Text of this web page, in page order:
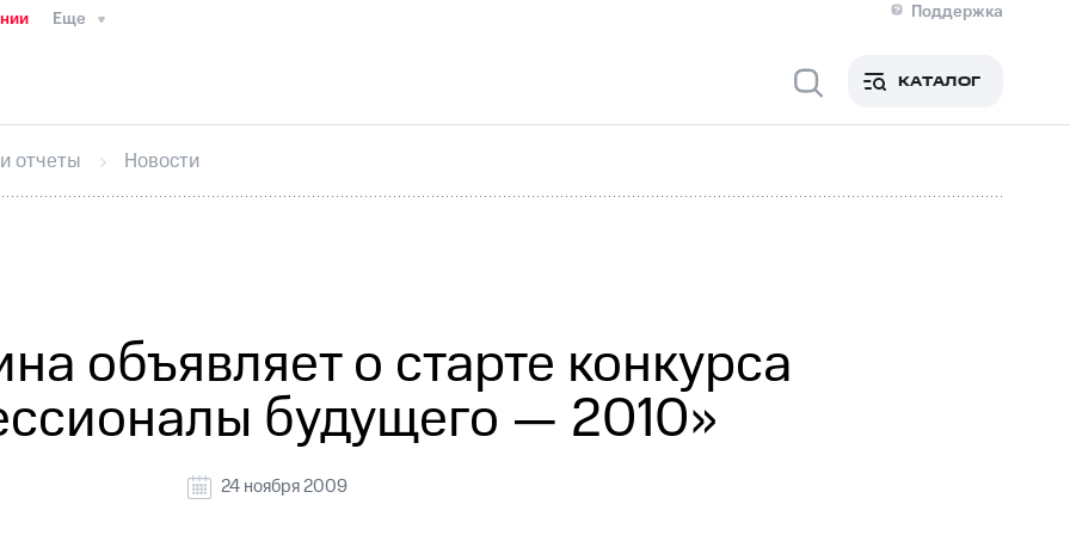
Еще
Поддержка
Медиа-центр
ИнтервьюФинансовая отчетностьКонтактыНовости в регионе
секретарьРаскрытие информации
кабинет акционераАкционерный капиталКонтроль и аудитРынок акций
КАТАЛОГ
отчеты Новости
объявляет о старте конкурса
будущего — 2010»
24 ноября 2009